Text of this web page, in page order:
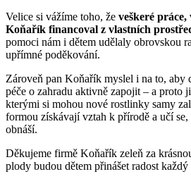
Velice si vážíme toho, že veškeré
Koňařík financoval z vlastních
pomoci nám i dětem udělaly obrovskou
upřímné poděkování.
Zároveň pan Koňařík myslel i na to, aby
péče o zahradu aktivně zapojit – a proto
kterými si mohou nové rostlinky samy
formou získávají vztah k přírodě a učí
obnáší.
Děkujeme firmě Koňařík zeleň za
plody budou dětem přinášet radost každý